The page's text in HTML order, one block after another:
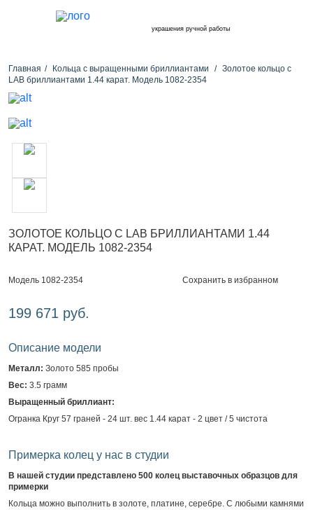
украшения ручной работы
Главная Кольца с выращенными бриллиантами
Золотое кольцо с
LAB бриллиантами 1.44 карат. Модель 1082-2354
ЗОЛОТОЕ КОЛЬЦО С LAB БРИЛЛИАНТАМИ 1.44
КАРАТ. МОДЕЛЬ 1082-2354
Модель 1082-2354 Сохранить в избранном
199 671 руб.
Описание модели
Металл: Золото 585 пробы
Вес: 3.5 грамм
Выращенный бриллиант:
Огранка Круг 57 граней - 24 шт. вес 1.44 карат - 2 цвет / 5 чистота
Примерка колец у нас в студии
В нашей студии представлено 500 колец выставочных образцов для
примерки
Кольца можно выполнить в золоте, платине, серебре. С любыми камнями